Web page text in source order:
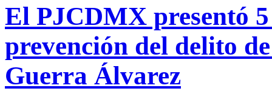
El PJCDMX presentó
prevención del delito
Guerra Álvarez